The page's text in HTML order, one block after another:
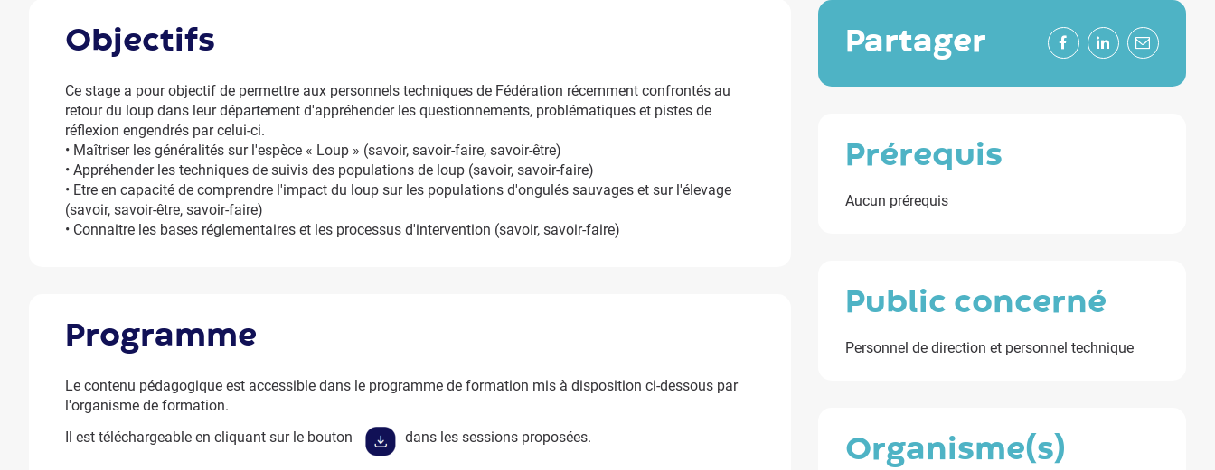
objectifs
Ce stage a pour objectif de permettre aux personnels techniques de Fédération récemment confrontés au
retour du loup dans leur département d'appréhender les questionnements, problématiques et pistes de
réflexion engendrés par celui-ci.
• Maîtriser les généralités sur l'espèce « Loup » (savoir, savoir-faire, savoir-être)
• Appréhender les techniques de suivis des populations de loup (savoir, savoir-faire)
• Etre en capacité de comprendre l'impact du loup sur les populations d'ongulés sauvages et sur l'élevage
(savoir, savoir-être, savoir-faire)
• Connaitre les bases réglementaires et les processus d'intervention (savoir, savoir-faire)
programme
Le contenu pédagogique est accessible dans le programme de formation mis à disposition ci-dessous par
l'organisme de formation.
Il est téléchargeable en cliquant sur le bouton
dans les sessions proposées.
partager FacebookLinkedIn
Mail
prérequis
Aucun prérequis
public concerné
Personnel de direction et personnel technique
organisme(s)